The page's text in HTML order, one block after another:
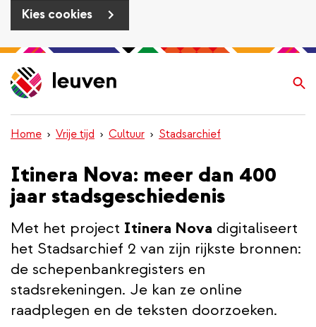
Kies cookies
Overslaan
en
naar
inhoud
gaan
Home Vrije tijd Cultuur Stadsarchief
Itinera Nova: meer dan 400
jaar stadsgeschiedenis
Met het project Itinera Nova digitaliseert
het Stadsarchief 2 van zijn rijkste bronnen:
de schepenbankregisters en
stadsrekeningen. Je kan ze online
raadplegen en de teksten doorzoeken.